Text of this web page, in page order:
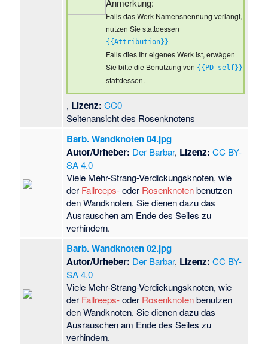
Anmerkung:
Falls das Werk Namensnennung verlangt,
nutzen Sie stattdessen
{{Attribution}}
Falls dies Ihr eigenes Werk ist, erwägen
Sie bitte die Benutzung von {{PD-self}}
stattdessen.
, Lizenz: CC0
Seitenansicht des Rosenknotens
Barb. Wandknoten 04.jpg
Autor/Urheber: Der Barbar, Lizenz: CC BY-
SA 4.0
Viele Mehr-Strang-Verdickungsknoten, wie
der Fallreeps-oder Rosenknotenbenutzen
den Wandknoten. Sie dienen dazu das
Ausrauschen am Ende des Seiles zu
verhindern.
Barb. Wandknoten 02.jpg
Autor/Urheber: Der Barbar, Lizenz: CC BY-
SA 4.0
Viele Mehr-Strang-Verdickungsknoten, wie
der Fallreeps-oder Rosenknotenbenutzen
den Wandknoten. Sie dienen dazu das
Ausrauschen am Ende des Seiles zu
verhindern.